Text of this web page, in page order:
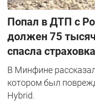
​Попал в ДТП с
должен 75
спасла
В Минфине
котором был
Hybrid.